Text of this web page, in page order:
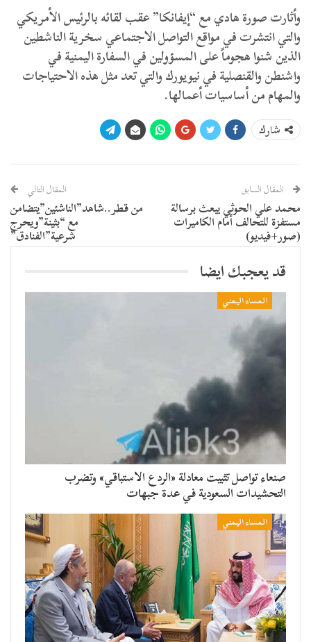
وأثارت صورة هادي مع “إيفانكا” عقب لقائه بالرئيس الأمريكي
والتي انتشرت في مواقع التواصل الاجتماعي سخرية الناشطين
الذين شنوا هجوماً على المسؤولين في السفارة اليمنية في
واشنطن والقنصلية في نيويورك والتي تعد مثل هذه الاحتياجات
والمهام من أساسيات أعمالها.
شارك
المقال السابق
محمد علي الحوثي يبعث برسالة
مستفزة للتحالف أمام الكاميرات
(صور+فيديو)
المقال التالي
من قطر..شاهد”الناشئين”يتضامن
مع “بثينة”ويحرج
شرعية”الفنادق”
قد يعجبك ايضا
المساء اليمني
صنعاء تواصل تثبيت معادلة «الردع الاستباقي» وتضرب
التحشيدات السعودية في عدة جبهات
المساء اليمني